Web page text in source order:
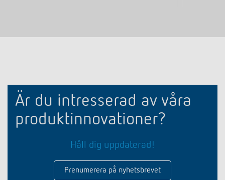
Är du intresserad av våra
produktinnovationer?
Håll dig uppdaterad!
Prenumerera på nyhetsbrevet